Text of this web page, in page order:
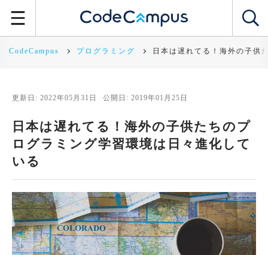
CodeCampus プログラミング 日本は遅れてる！海外の子供
更新日: 2022年05月31日 公開日: 2019年01月25日
日本は遅れてる！海外の子供たちのプ
ログラミング学習環境は日々進化して
いる